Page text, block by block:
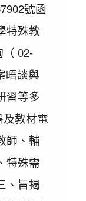
號函
特殊教
02-
晤談與
習等多
教材電
師、輔
特殊需
、旨揭